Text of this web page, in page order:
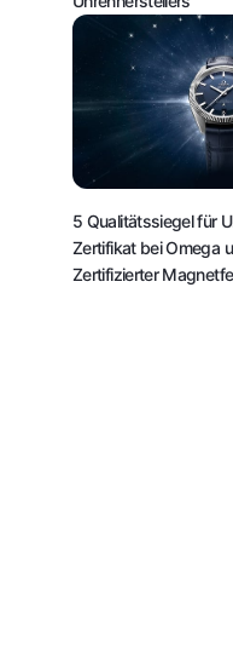
5 Qualitätssiegel für
Zertifikat bei Omega
Zertifizierter